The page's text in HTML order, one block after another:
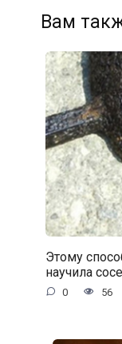
Вам
Этому
научила
0 56